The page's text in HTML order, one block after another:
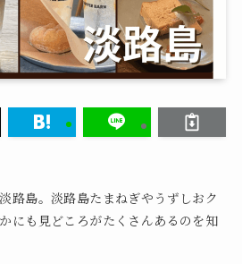
路島。淡路島たまねぎやうずしおク
にも見どころがたくさんあるのを知